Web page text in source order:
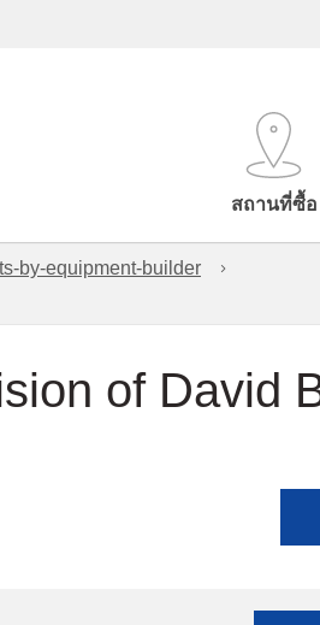
สถานที่ซื้อ
by-equipment-builder
of David